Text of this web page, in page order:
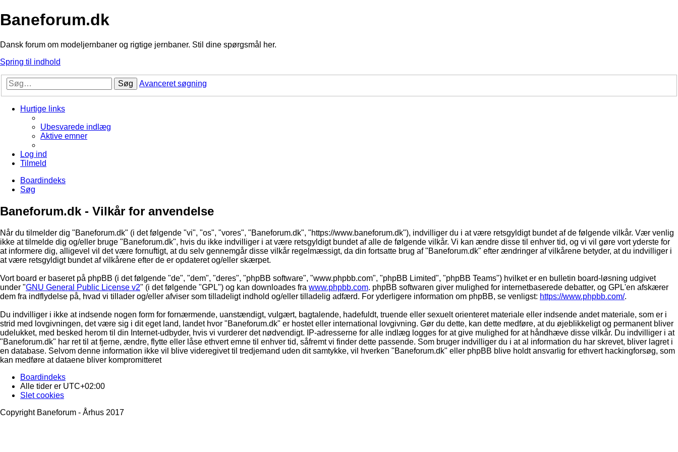
Baneforum.dk
Dansk forum om modeljernbaner og rigtige jernbaner. Stil dine spørgsmål her.
Spring til indhold
Søg Avanceret søgning
Hurtige links
Ubesvarede indlæg
Aktive emner
Log ind
Tilmeld
Boardindeks
Søg
Baneforum.dk - Vilkår for anvendelse
Når du tilmelder dig "Baneforum.dk" (i det følgende "vi", "os", "vores", "Baneforum.dk", "https://www.baneforum.dk"), indvilliger du i at være retsgyldigt bundet af de følgende vilkår. Vær venlig
ikke at tilmelde dig og/eller bruge "Baneforum.dk", hvis du ikke indvilliger i at være retsgyldigt bundet af alle de følgende vilkår. Vi kan ændre disse til enhver tid, og vi vil gøre vort yderste for
at informere dig, alligevel vil det være fornuftigt, at du selv gennemgår disse vilkår regelmæssigt, da din fortsatte brug af "Baneforum.dk" efter ændringer af vilkårene betyder, at du indvilliger i
at være retsgyldigt bundet af vilkårene efter de er opdateret og/eller skærpet.
Vort board er baseret på phpBB (i det følgende "de", "dem", "deres", "phpBB software", "www.phpbb.com", "phpBB Limited", "phpBB Teams") hvilket er en bulletin board-løsning udgivet
under "GNU General Public License v2" (i det følgende "GPL") og kan downloades fra www.phpbb.com. phpBB softwaren giver mulighed for internetbaserede debatter, og GPL'en afskærer
dem fra indflydelse på, hvad vi tillader og/eller afviser som tilladeligt indhold og/eller tilladelig adfærd. For yderligere information om phpBB, se venligst: https://www.phpbb.com/.
Du indvilliger i ikke at indsende nogen form for fornærmende, uanstændigt, vulgært, bagtalende, hadefuldt, truende eller sexuelt orienteret materiale eller indsende andet materiale, som er i
strid med lovgivningen, det være sig i dit eget land, landet hvor "Baneforum.dk" er hostet eller international lovgivning. Gør du dette, kan dette medføre, at du øjeblikkeligt og permanent bliver
udelukket, med besked herom til din Internet-udbyder, hvis vi vurderer det nødvendigt. IP-adresserne for alle indlæg logges for at give mulighed for at håndhæve disse vilkår. Du indvilliger i at
"Baneforum.dk" har ret til at fjerne, ændre, flytte eller låse ethvert emne til enhver tid, såfremt vi finder dette passende. Som bruger indvilliger du i at al information du har skrevet, bliver lagret i
en database. Selvom denne information ikke vil blive videregivet til tredjemand uden dit samtykke, vil hverken "Baneforum.dk" eller phpBB blive holdt ansvarlig for ethvert hackingforsøg, som
kan medføre at dataene bliver kompromitteret
Boardindeks
Alle tider er UTC+02:00
Slet cookies
Copyright Baneforum - Århus 2017